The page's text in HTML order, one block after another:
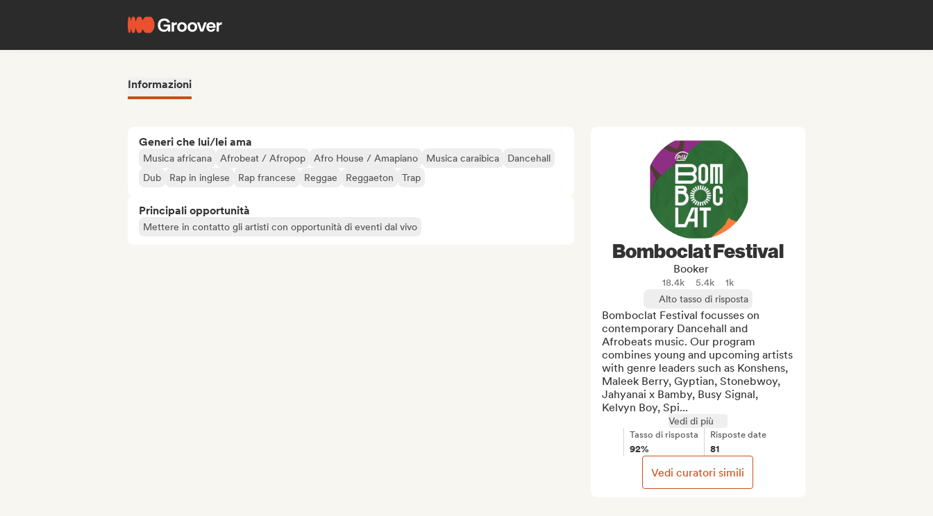
Informazioni
Generi che lui/lei ama
Musica africana Afrobeat / Afropop Afro House / Amapiano Musica caraibica
Dancehall
Dub
Rap in inglese Rap francese Reggae Reggaeton Trap
Principali opportunità
Mettere in contatto gli artisti con opportunità di eventi dal vivo
Bomboclat Festival
Booker
18.4k 5.4k
1k
Alto tasso di risposta
Bomboclat Festival focusses on
contemporary Dancehall and
Afrobeats music. Our program
combines young and upcoming artists
with genre leaders such as Konshens,
Maleek Berry, Gyptian, Stonebwoy,
Jahyanai x Bamby, Busy Signal,
Kelvyn Boy, Spi...
Vedi di più
Tasso di risposta
92%
Risposte date
81
Vedi curatori simili